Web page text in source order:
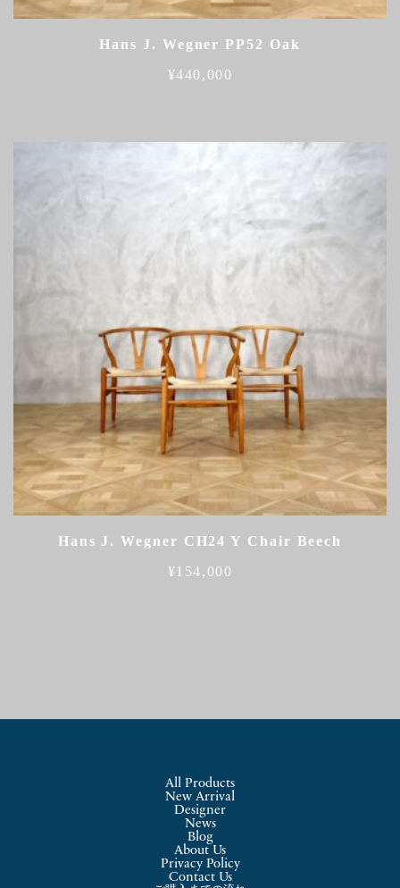
Hans J. Wegner PP52 Oak
¥440,000
Hans J. Wegner CH24 Y Chair Beech
¥154,000
All Products
New Arrival
Designer
News
Blog
About Us
Privacy Policy
Contact Us